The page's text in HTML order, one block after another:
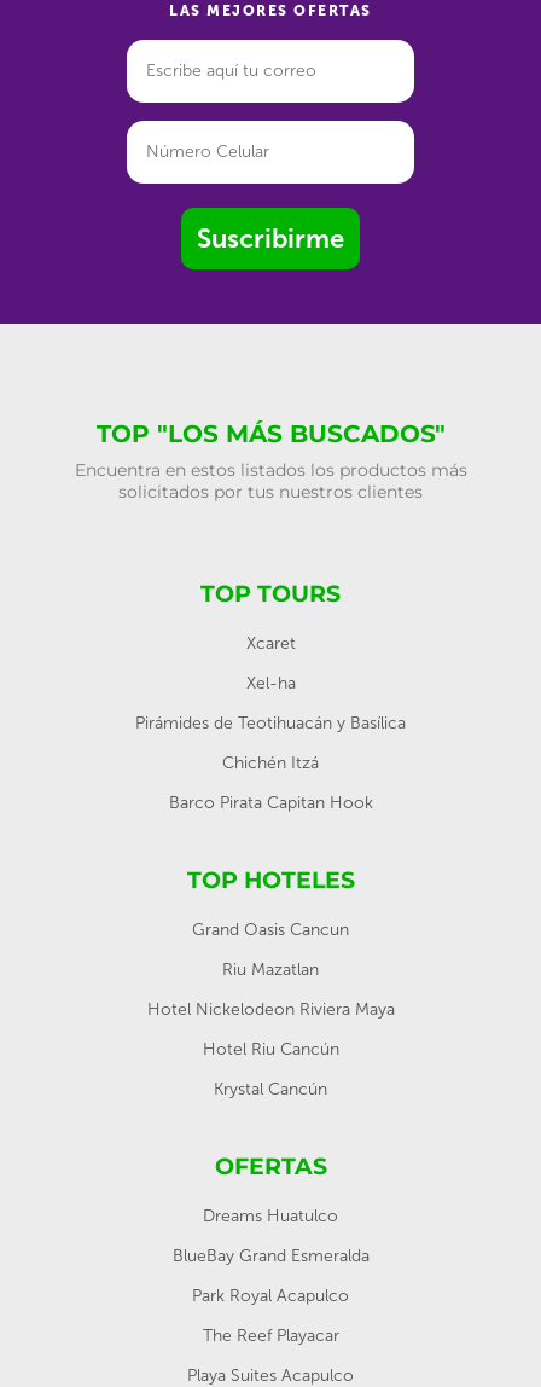
LAS MEJORES OFERTAS
Suscribirme
TOP "LOS MÁS BUSCADOS"
Encuentra en estos listados los productos más
solicitados por tus nuestros clientes
TOP TOURS
Xcaret
Xel-ha
Pirámides de Teotihuacán y Basílica
Chichén Itzá
Barco Pirata Capitan Hook
TOP HOTELES
Grand Oasis Cancun
Riu Mazatlan
Hotel Nickelodeon Riviera Maya
Hotel Riu Cancún
Krystal Cancún
OFERTAS
Dreams Huatulco
BlueBay Grand Esmeralda
Park Royal Acapulco
The Reef Playacar
Playa Suites Acapulco